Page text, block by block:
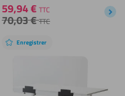
59,94€ TTC
70,03€ TTC
Enregistrer